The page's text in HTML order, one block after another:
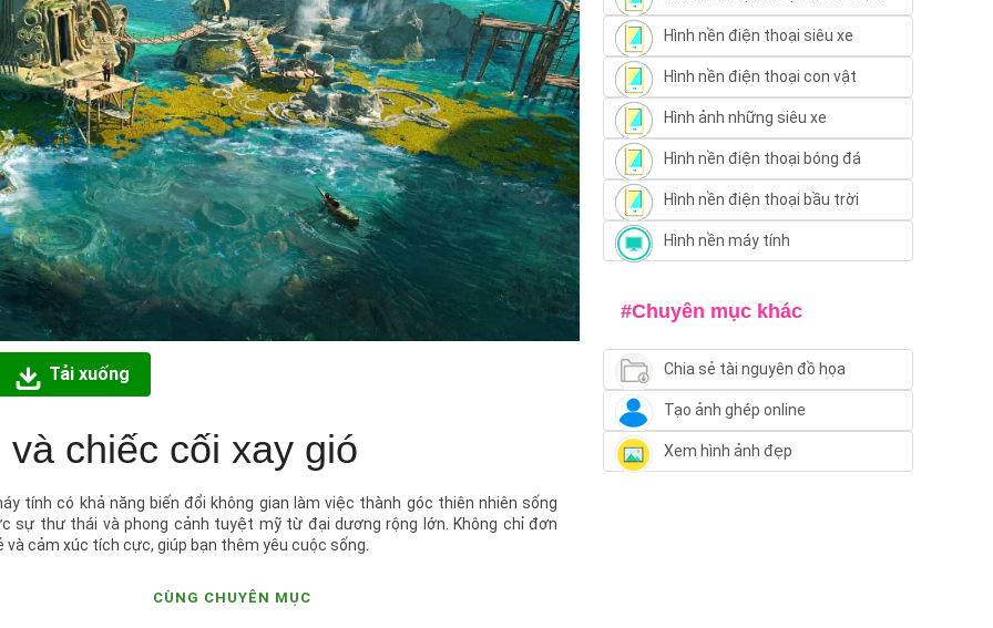
Tải xuống
chiếc cối xay gió
tính có khả năng biến đổi không gian làm việc thành góc thiên nhiên sống
sự thư thái và phong cảnh tuyệt mỹ từ đại dương rộng lớn. Không chỉ đơn
và cảm xúc tích cực, giúp bạn thêm yêu cuộc sống.
CÙNG CHUYÊN MỤC
Hình nền điện thoại siêu xe
Hình nền điện thoại con vật
Hình ảnh những siêu xe
Hình nền điện thoại bóng đá
Hình nền điện thoại bầu trời
Hình nền máy tính
#Chuyên mục khác
Chia sẻ tài nguyên đồ họa
Tạo ảnh ghép online
Xem hình ảnh đẹp